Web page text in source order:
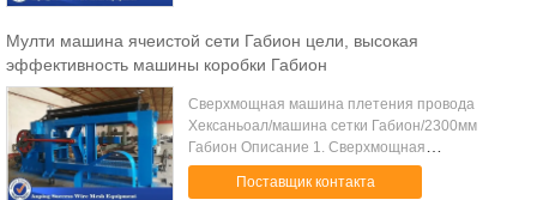
Мулти машина ячеистой сети Габион цели, высокая
эффективность машины коробки Габион
Сверхмощная машина плетения провода
Хексаньоал/машина сетки Габион/2300мм
Габион Описание 1. Сверхмощная
шестиугольная машина ячеистой сети сплетя
принимает режим автоматического управления
Поставщик контакта